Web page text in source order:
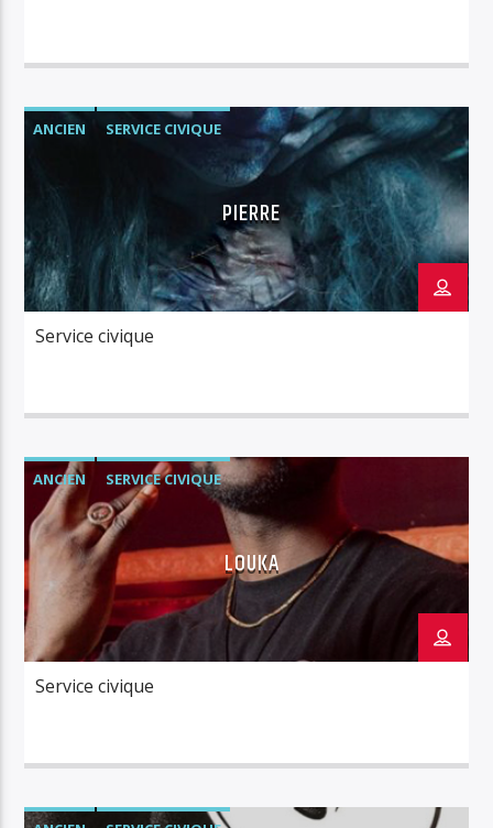
ANCIEN SERVICE CIVIQUE
PIERRE
Service civique
ANCIEN SERVICE CIVIQUE
LOUKA
Service civique